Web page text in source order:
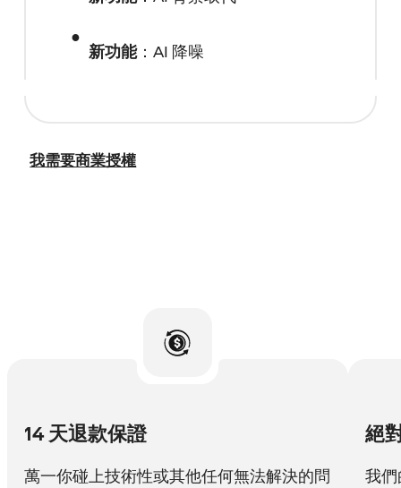
新功能：AI 降噪
我需要商業授權
14 天退款保證
萬一你碰上技術性或其他任何無法解決的問
絕
我